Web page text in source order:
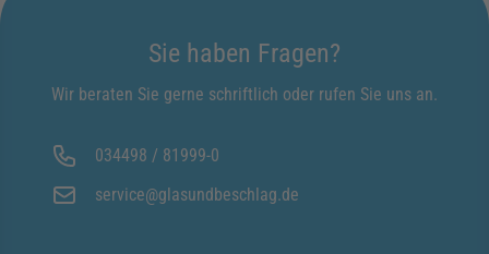
Sie haben Fragen?
Wir beraten Sie gerne schriftlich oder rufen Sie uns an.
034498 / 81999-0
service@glasundbeschlag.de